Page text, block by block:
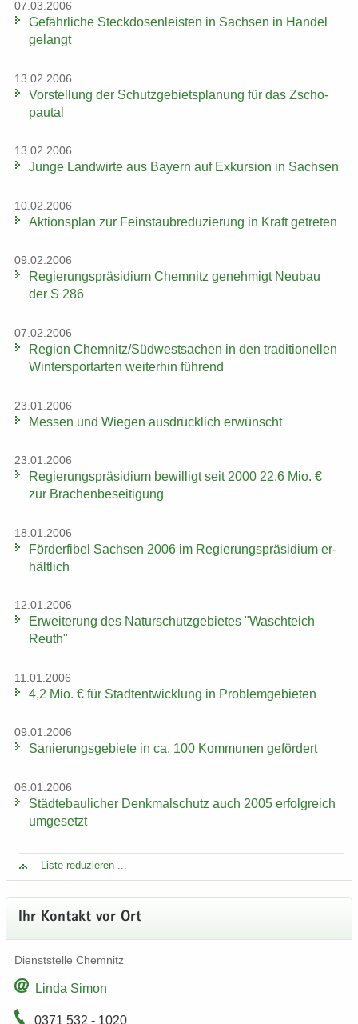
07.03.2006
Ge­fähr­li­che Steck­do­sen­leis­ten in Sach­sen in Han­del
ge­langt
13.02.2006
Vor­stel­lung der Schutz­ge­biets­pla­nung für das Zscho­
pau­tal
13.02.2006
Junge Land­wir­te aus Bay­ern auf Ex­kur­si­on in Sach­sen
10.02.2006
Ak­ti­ons­plan zur Fein­staub­re­du­zie­rung in Kraft ge­tre­ten
09.02.2006
Re­gie­rungs­prä­si­di­um Chem­nitz ge­neh­migt Neu­bau
der S 286
07.02.2006
Re­gi­on Chem­nitz/Süd­west­sa­chen in den tra­di­tio­nel­len
Win­ter­sport­ar­ten wei­ter­hin füh­rend
23.01.2006
Mes­sen und Wie­gen aus­drück­lich er­wünscht
23.01.2006
Re­gie­rungs­prä­si­di­um be­wil­ligt seit 2000 22,6 Mio. €
zur Bra­chen­be­sei­ti­gung
18.01.2006
För­der­fi­bel Sach­sen 2006 im Re­gie­rungs­prä­si­di­um er­
hält­lich
12.01.2006
Er­wei­te­rung des Na­tur­schutz­ge­bie­tes "Wasch­teich
Reuth"
11.01.2006
4,2 Mio. € für Stadt­ent­wick­lung in Pro­blem­ge­bie­ten
09.01.2006
Sa­nie­rungs­ge­bie­te in ca. 100 Kom­mu­nen ge­för­dert
06.01.2006
Städ­te­bau­li­cher Denk­mal­schutz auch 2005 er­folg­reich
um­ge­setzt
Liste re­du­zie­ren ...
Ihr Kon­takt vor Ort
Dienst­stel­le Chem­nitz
Linda Simon
0371 532 - 1020